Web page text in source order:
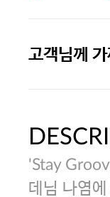
주말특
[썸머블프
고객님께
'Stay
데님 나염